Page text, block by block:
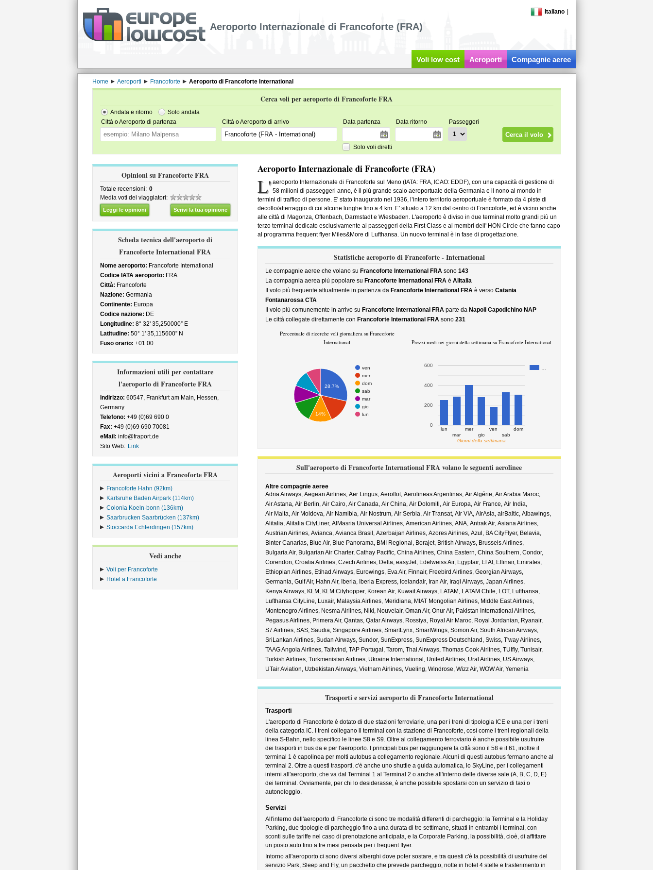
Italiano
Aeroporto Internazionale di Francoforte (FRA)
Voli low cost Aeroporti Compagnie aeree
Home Aeroporti Francoforte Aeroporto di Francoforte International
Cerca voli per aeroporto di Francoforte FRA
Andata e ritorno
Solo andata
Città o Aeroporto di partenza
Città o Aeroporto di arrivo Data partenza Data ritorno Passeggeri
Solo voli diretti
Opinioni su Francoforte FRA
Totale recensioni: 0
Media voti dei viaggiatori:
Leggi le opinioni Scrivi la tua opinione
Scheda tecnica dell'aeroporto di
Francoforte International FRA
Nome aeroporto: Francoforte International
Codice IATA aeroporto: FRA
Città: Francoforte
Nazione: Germania
Continente: Europa
Codice nazione: DE
Longitudine: 8° 32' 35,250000” E
Latitudine: 50° 1' 35,115600” N
Fuso orario: +01:00
Informazioni utili per contattare
l'aeroporto di Francoforte FRA
Indirizzo: 60547, Frankfurt am Main, Hessen,
Germany
Telefono: +49 (0)69 690 0
Fax: +49 (0)69 690 70081
eMail: info@fraport.de
Sito Web: Link
Aeroporti vicini a Francoforte FRA
Francoforte Hahn (92km)
Karlsruhe Baden Airpark (114km)
Colonia Koeln-bonn (136km)
Saarbrucken Saarbrücken (137km)
Stoccarda Echterdingen (157km)
Vedi anche
Voli per Francoforte
Hotel a Francoforte
Aeroporto Internazionale di Francoforte (FRA)
L' aeroporto Internazionale di Francoforte sul Meno (IATA: FRA, ICAO: EDDF), con una capacità di gestione di
58 milioni di passeggeri anno, è il più grande scalo aeroportuale della Germania e il nono al mondo in
termini di traffico di persone. E' stato inaugurato nel 1936, l’intero territorio aeroportuale è formato da 4 piste di
decollo/atterraggio di cui alcune lunghe fino a 4 km. E' situato a 12 km dal centro di Francoforte, ed è vicino anche
alle città di Magonza, Offenbach, Darmstadt e Wiesbaden. L'aeroporto è diviso in due terminal molto grandi più un
terzo terminal dedicato esclusivamente ai passeggeri della First Class e ai membri dell' HON Circle che fanno capo
al programma frequent flyer Miles&More di Lufthansa. Un nuovo terminal è in fase di progettazione.
Statistiche aeroporto di Francoforte - International
Le compagnie aeree che volano su Francoforte International FRAsono 143
La compagnia aerea più popolare su Francoforte International FRAè Alitalia
Il volo più frequente attualmente in partenza da Francoforte International FRAè verso Catania
Fontanarossa CTA
Il volo più comunemente in arrivo su Francoforte International FRAparte da Napoli Capodichino NAP
Le città collegate direttamente con Francoforte International FRAsono 231
Percentuale di ricerche voli giornaliera su Francoforte
International
ven
mer
dom
sab
mar
gio
lun
28.7%
14%
Prezzi medi nei giorni della settimana su Francoforte International
lun
mar
mer
gio
ven
sab
dom
0
200
400
600
Giorni della settimana
Sull'aeroporto di Francoforte International FRA volano le seguenti aerolinee
Altre compagnie aeree
Adria Airways, Aegean Airlines, Aer Lingus, Aeroflot, Aerolineas Argentinas, Air Algérie, Air Arabia Maroc,
Air Astana, Air Berlin, Air Cairo, Air Canada, Air China, Air Dolomiti, Air Europa, Air France, Air India,
Air Malta, Air Moldova, Air Namibia, Air Nostrum, Air Serbia, Air Transat, Air VIA, AirAsia, airBaltic, Albawings,
Alitalia, Alitalia CityLiner, AlMasria Universal Airlines, American Airlines, ANA, Antrak Air, Asiana Airlines,
Austrian Airlines, Avianca, Avianca Brasil, Azerbaijan Airlines, Azores Airlines, Azul, BA CityFlyer, Belavia,
Binter Canarias, Blue Air, Blue Panorama, BMI Regional, Borajet, British Airways, Brussels Airlines,
Bulgaria Air, Bulgarian Air Charter, Cathay Pacific, China Airlines, China Eastern, China Southern, Condor,
Corendon, Croatia Airlines, Czech Airlines, Delta, easyJet, Edelweiss Air, Egyptair, El Al, Ellinair, Emirates,
Ethiopian Airlines, Etihad Airways, Eurowings, Eva Air, Finnair, Freebird Airlines, Georgian Airways,
Germania, Gulf Air, Hahn Air, Iberia, Iberia Express, Icelandair, Iran Air, Iraqi Airways, Japan Airlines,
Kenya Airways, KLM, KLM Cityhopper, Korean Air, Kuwait Airways, LATAM, LATAM Chile, LOT, Lufthansa,
Lufthansa CityLine, Luxair, Malaysia Airlines, Meridiana, MIAT Mongolian Airlines, Middle East Airlines,
Montenegro Airlines, Nesma Airlines, Niki, Nouvelair, Oman Air, Onur Air, Pakistan International Airlines,
Pegasus Airlines, Primera Air, Qantas, Qatar Airways, Rossiya, Royal Air Maroc, Royal Jordanian, Ryanair,
S7 Airlines, SAS, Saudia, Singapore Airlines, SmartLynx, SmartWings, Somon Air, South African Airways,
SriLankan Airlines, Sudan Airways, Sundor, SunExpress, SunExpress Deutschland, Swiss, T'way Airlines,
TAAG Angola Airlines, Tailwind, TAP Portugal, Tarom, Thai Airways, Thomas Cook Airlines, TUIfly, Tunisair,
Turkish Airlines, Turkmenistan Airlines, Ukraine International, United Airlines, Ural Airlines, US Airways,
UTair Aviation, Uzbekistan Airways, Vietnam Airlines, Vueling, Windrose, Wizz Air, WOW Air, Yemenia
Trasporti e servizi aeroporto di Francoforte International
Trasporti
L'aeroporto di Francoforte è dotato di due stazioni ferroviarie, una per i treni di tipologia ICE e una per i treni
della categoria IC. I treni collegano il terminal con la stazione di Francoforte, così come i treni regionali della
linea S-Bahn, nello specifico le linee S8 e S9. Oltre al collegamento ferroviario è anche possibile usufruire
dei trasporti in bus da e per l'aeroporto. I principali bus per raggiungere la città sono il 58 e il 61, inoltre il
terminal 1 è capolinea per molti autobus a collegamento regionale. Alcuni di questi autobus fermano anche al
terminal 2. Oltre a questi trasporti, c'è anche uno shuttle a guida automatica, lo SkyLine, per i collegamenti
interni all'aeroporto, che va dal Terminal 1 al Terminal 2 o anche all'interno delle diverse sale (A, B, C, D, E)
dei terminal. Ovviamente, per chi lo desiderasse, è anche possibile spostarsi con un servizio di taxi o
autonoleggio.
Servizi
All'interno dell'aeroporto di Francoforte ci sono tre modalità differenti di parcheggio: la Terminal e la Holiday
Parking, due tipologie di parcheggio fino a una durata di tre settimane, situati in entrambi i terminal, con
sconti sulle tariffe nel caso di prenotazione anticipata, e la Corporate Parking, la possibilità, cioè, di affittare
un posto auto fino a tre mesi pensata per i frequent flyer.
Intorno all'aeroporto ci sono diversi alberghi dove poter sostare, e tra questi c'è la possibilità di usufruire del
servizio Park, Sleep and Fly, un pacchetto che prevede parcheggio, notte in hotel 4 stelle e trasferimento in